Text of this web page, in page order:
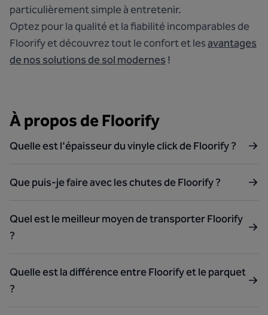
particulièrement simple à entretenir.
Optez pour la qualité et la fiabilité incomparables de
Floorify et découvrez tout le confort et lesavantages
de nos solutions de sol modernes !
À propos de Floorify
Quelle est l'épaisseur du vinyle click de Floorify ?
Que puis-je faire avec les chutes de Floorify ?
Quel est le meilleur moyen de transporter Floorify
?
Quelle est la différence entre Floorify et le parquet
?